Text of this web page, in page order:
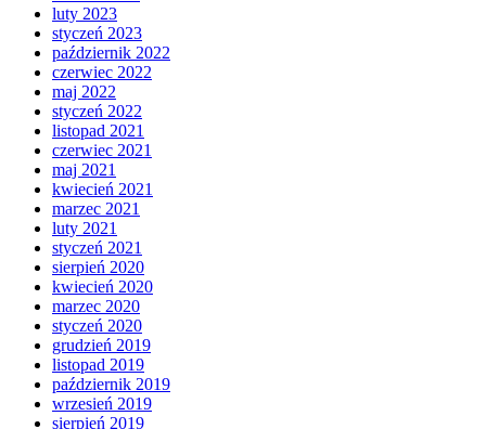
luty 2023
styczeń 2023
październik 2022
czerwiec 2022
maj 2022
styczeń 2022
listopad 2021
czerwiec 2021
maj 2021
kwiecień 2021
marzec 2021
luty 2021
styczeń 2021
sierpień 2020
kwiecień 2020
marzec 2020
styczeń 2020
grudzień 2019
listopad 2019
październik 2019
wrzesień 2019
sierpień 2019